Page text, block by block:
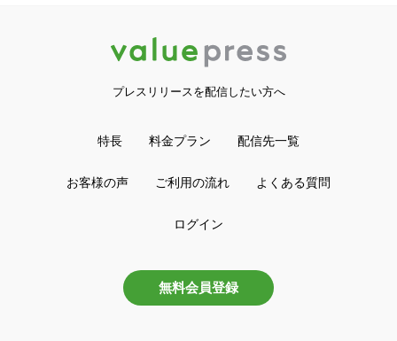
プレスリリースを配信したい方へ
特長 料金プラン 配信先一覧
お客様の声 ご利用の流れ よくある質問
ログイン
無料会員登録